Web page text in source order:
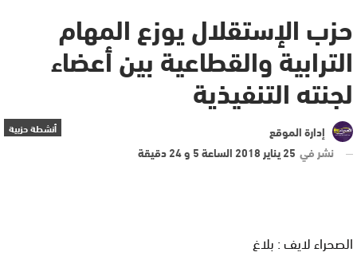
حزب الإستقلال يوزع المهام
الترابية والقطاعية بين أعضاء
لجنته التنفيذية
أنشطة حزبية
إدارة الموقع
نشر في 25 يناير 2018 الساعة 5 و 24 دقيقة
الصحراء لايف : بلاغ